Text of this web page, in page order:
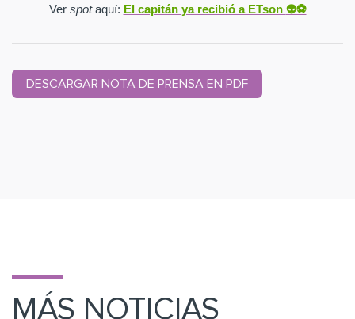
Ver spotaquí: El capitán ya recibió a ETson 👽⚽️
DESCARGAR NOTA DE PRENSA EN PDF
MÁS NOTICIAS